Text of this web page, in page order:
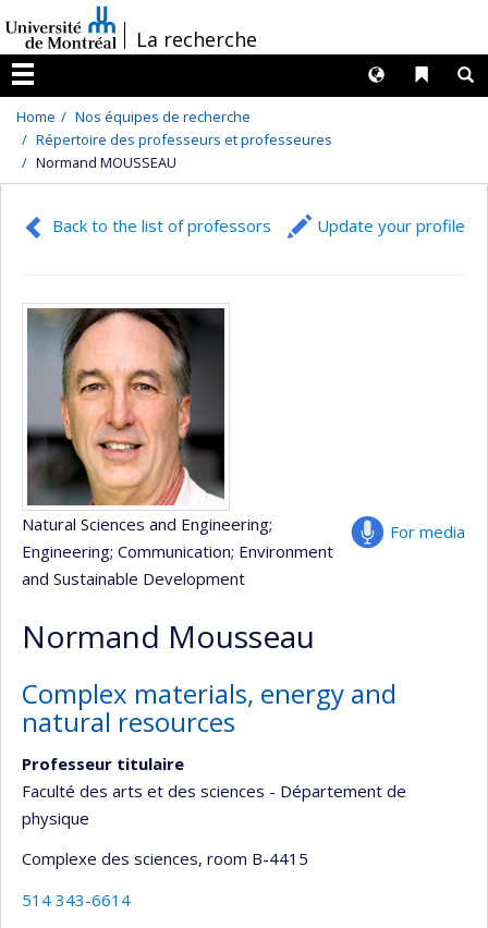
au
contenu
/La recherche
Menu
Liens
Langues
Home
Nos équipes de recherche
Répertoire des professeurs et professeures
Normand MOUSSEAU
Back to the list of professors Update your profile
For media
Natural Sciences and Engineering;
Engineering; Communication; Environment
and Sustainable Development
Normand Mousseau
Complex materials, energy and
natural resources
Professeur titulaire
Faculté des arts et des sciences - Département de
physique
Complexe des sciences, room B-4415
514 343-6614